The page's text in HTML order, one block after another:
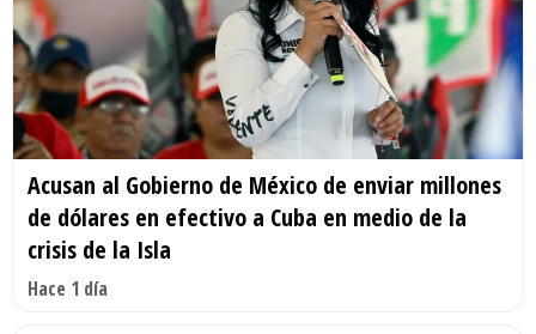
Acusan al Gobierno de México de enviar millones
de dólares en efectivo a Cuba en medio de la
crisis de la Isla
Hace 1 día